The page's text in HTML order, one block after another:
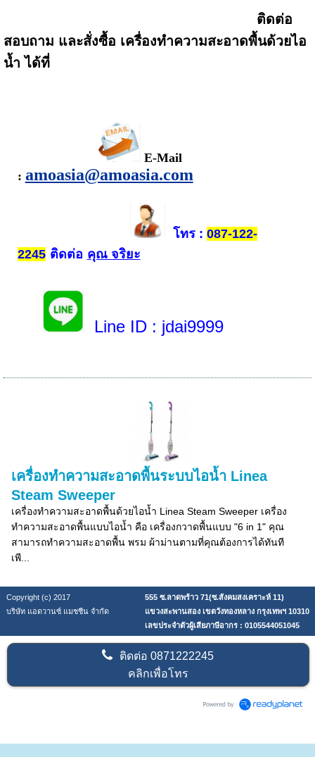
ติดต่อ
สอบถาม และสั่งซื้อ เครื่องทำความสะอาดพื้นด้วยไอ
น้ำได้ที่
E-Mail
: amoasia@amoasia.com
โทร: 087-122-
2245ติดต่อ คุณ จริยะ
Line ID : jdai9999
เครื่องทำความสะอาดพื้นระบบไอน้ำ Linea
Steam Sweeper
เครื่องทำความสะอาดพื้นด้วยไอน้ำ Linea Steam Sweeper เครื่อง
ทำความสะอาดพื้นแบบไอน้ำ คือ เครื่องกวาดพื้นแบบ "6 in 1" คุณ
สามารถทำความสะอาดพื้น พรม ผ้าม่านตามที่คุณต้องการได้ทันที
เพี...
Copyright (c) 2017
555 ซ.ลาดพร้าว 71(ซ.สังคมสงเคราะห์ 11)
บริษัท แอดวานซ์ แมชชีน จำกัด
แขวงสะพานสอง เขตวังทองหลาง กรุงเทพฯ 10310
เลขประจำตัวผู้เสียภาษีอากร : 0105544051045
ติดต่อ0871222245
คลิกเพื่อโทร